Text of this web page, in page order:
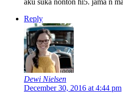
aku suka nonton hi5. jama n
Reply
Dewi Nielsen
December 30, 2016 at 4:44 pm